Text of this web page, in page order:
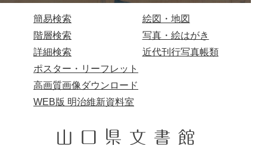
簡易検索
階層検索
詳細検索
絵図・地図
写真・絵はがき
近代刊行写真帳類
ポスター・リーフレット
高画質画像ダウンロード
WEB版 明治維新資料室